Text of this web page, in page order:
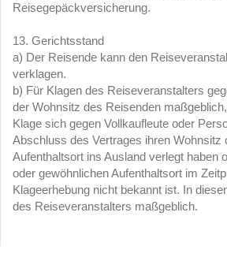
Reisegepäckversicherung.
13. Gerichtsstand
a) Der Reisende kann den
verklagen.
b) Für Klagen des Reiseveranstalters
der Wohnsitz des Reisenden
Klage sich gegen Vollkaufleute oder
Abschluss des Vertrages ihren Wohnsitz
Aufenthaltsort ins Ausland verlegt haben
oder gewöhnlichen Aufenthaltsort im
Klageerhebung nicht bekannt ist. In
des Reiseveranstalters maßgeblich.